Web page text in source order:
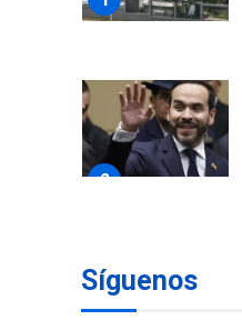
2
Síguenos